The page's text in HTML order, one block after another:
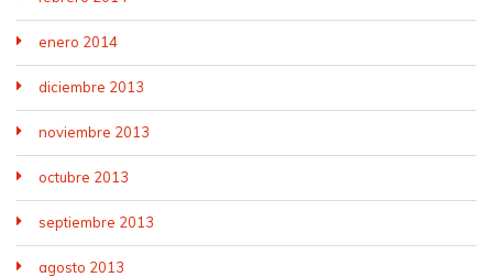
enero 2014
diciembre 2013
noviembre 2013
octubre 2013
septiembre 2013
agosto 2013